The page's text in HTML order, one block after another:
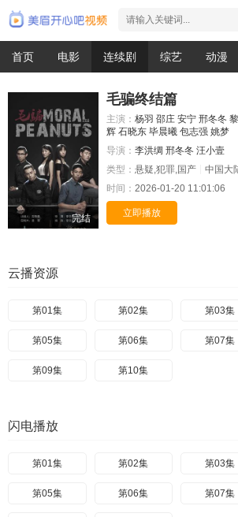
首页 电影 连续剧 综艺 动漫
完结
毛骗终结篇
主演： 杨羽 邵庄 安宁 邢冬冬
辉 石晓东 毕晨曦 包志强 姚梦
导演： 李洪绸 邢冬冬 汪小壹
类型： 悬疑,犯罪,国产 中国大
时间： 2026-01-20 11:01:06
立即播放
云播资源
第01集 第02集 第03集
第05集 第06集 第07集
第09集 第10集
闪电播放
第01集 第02集 第03集
第05集 第06集 第07集